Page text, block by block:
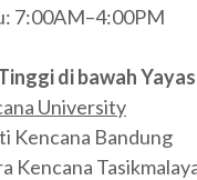
7:00AM–4:00PM
di bawah
University
Kencana Bandung
Kencana